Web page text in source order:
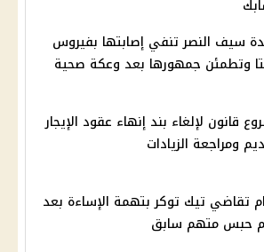
سيف النصر تنفي إصابتها بفيروس
وتطمئن جمهورها بعد وعكة صحية
قانون لإلغاء بند إنهاء عقود الإيجار
ومراجعة الزيادات
تقاضي تيك توكر بتهمة الإساءة بعد
حبس متهم سابق